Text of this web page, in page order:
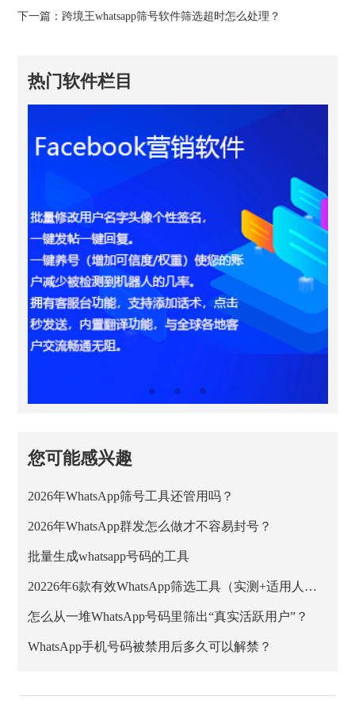
下一篇：跨境王whatsapp筛号软件筛选超时怎么处理？
热门软件栏目
您可能感兴趣
2026年WhatsApp筛号工具还管用吗？
2026年WhatsApp群发怎么做才不容易封号？
批量生成whatsapp号码的工具
20226年6款有效WhatsApp筛选工具（实测+适用人群）
怎么从一堆WhatsApp号码里筛出“真实活跃用户”？
WhatsApp手机号码被禁用后多久可以解禁？